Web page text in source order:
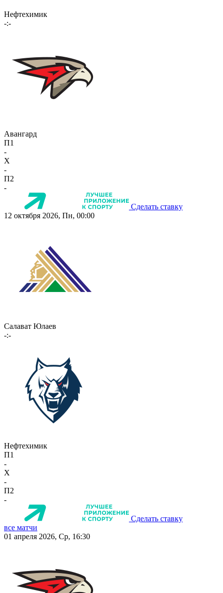
Нефтехимик
-:-
Авангард
П1
-
X
-
П2
-
Сделать ставку
12 октября 2026, Пн, 00:00
Салават Юлаев
-:-
Нефтехимик
П1
-
X
-
П2
-
Сделать ставку
все матчи
01 апреля 2026, Ср, 16:30